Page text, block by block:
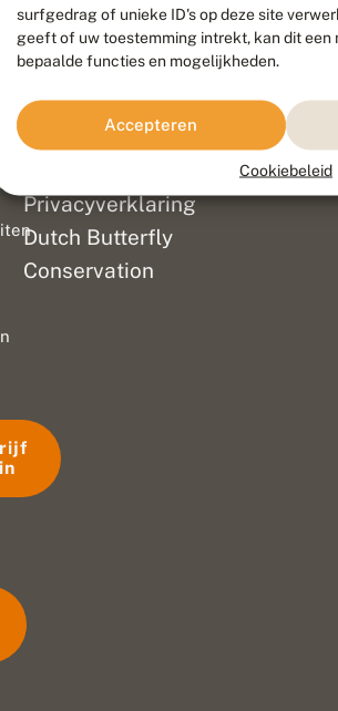
surfgedrag of unieke ID's op deze site
geeft of uw toestemming intrekt, kan dit een
bepaalde functies en mogelijkheden.
Accepteren
Cookiebeleid
Colofon
Disclaimer
Privacyverklaring
Dutch Butterfly
Conservation
ontwikkeld door Go2People,